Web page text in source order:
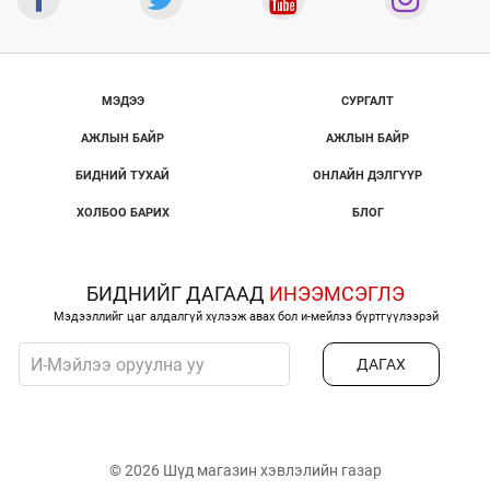
МЭДЭЭ
АЖЛЫН БАЙР
БИДНИЙ ТУХАЙ
ХОЛБОО БАРИХ
СУРГАЛТ
АЖЛЫН БАЙР
ОНЛАЙН ДЭЛГҮҮР
БЛОГ
БИДНИЙГ ДАГААД ИНЭЭМСЭГЛЭ
Мэдээллийг цаг алдалгүй хүлээж авах бол и-мейлээ бүртгүүлээрэй
ДАГАХ
© 2026 Шүд магазин хэвлэлийн газар